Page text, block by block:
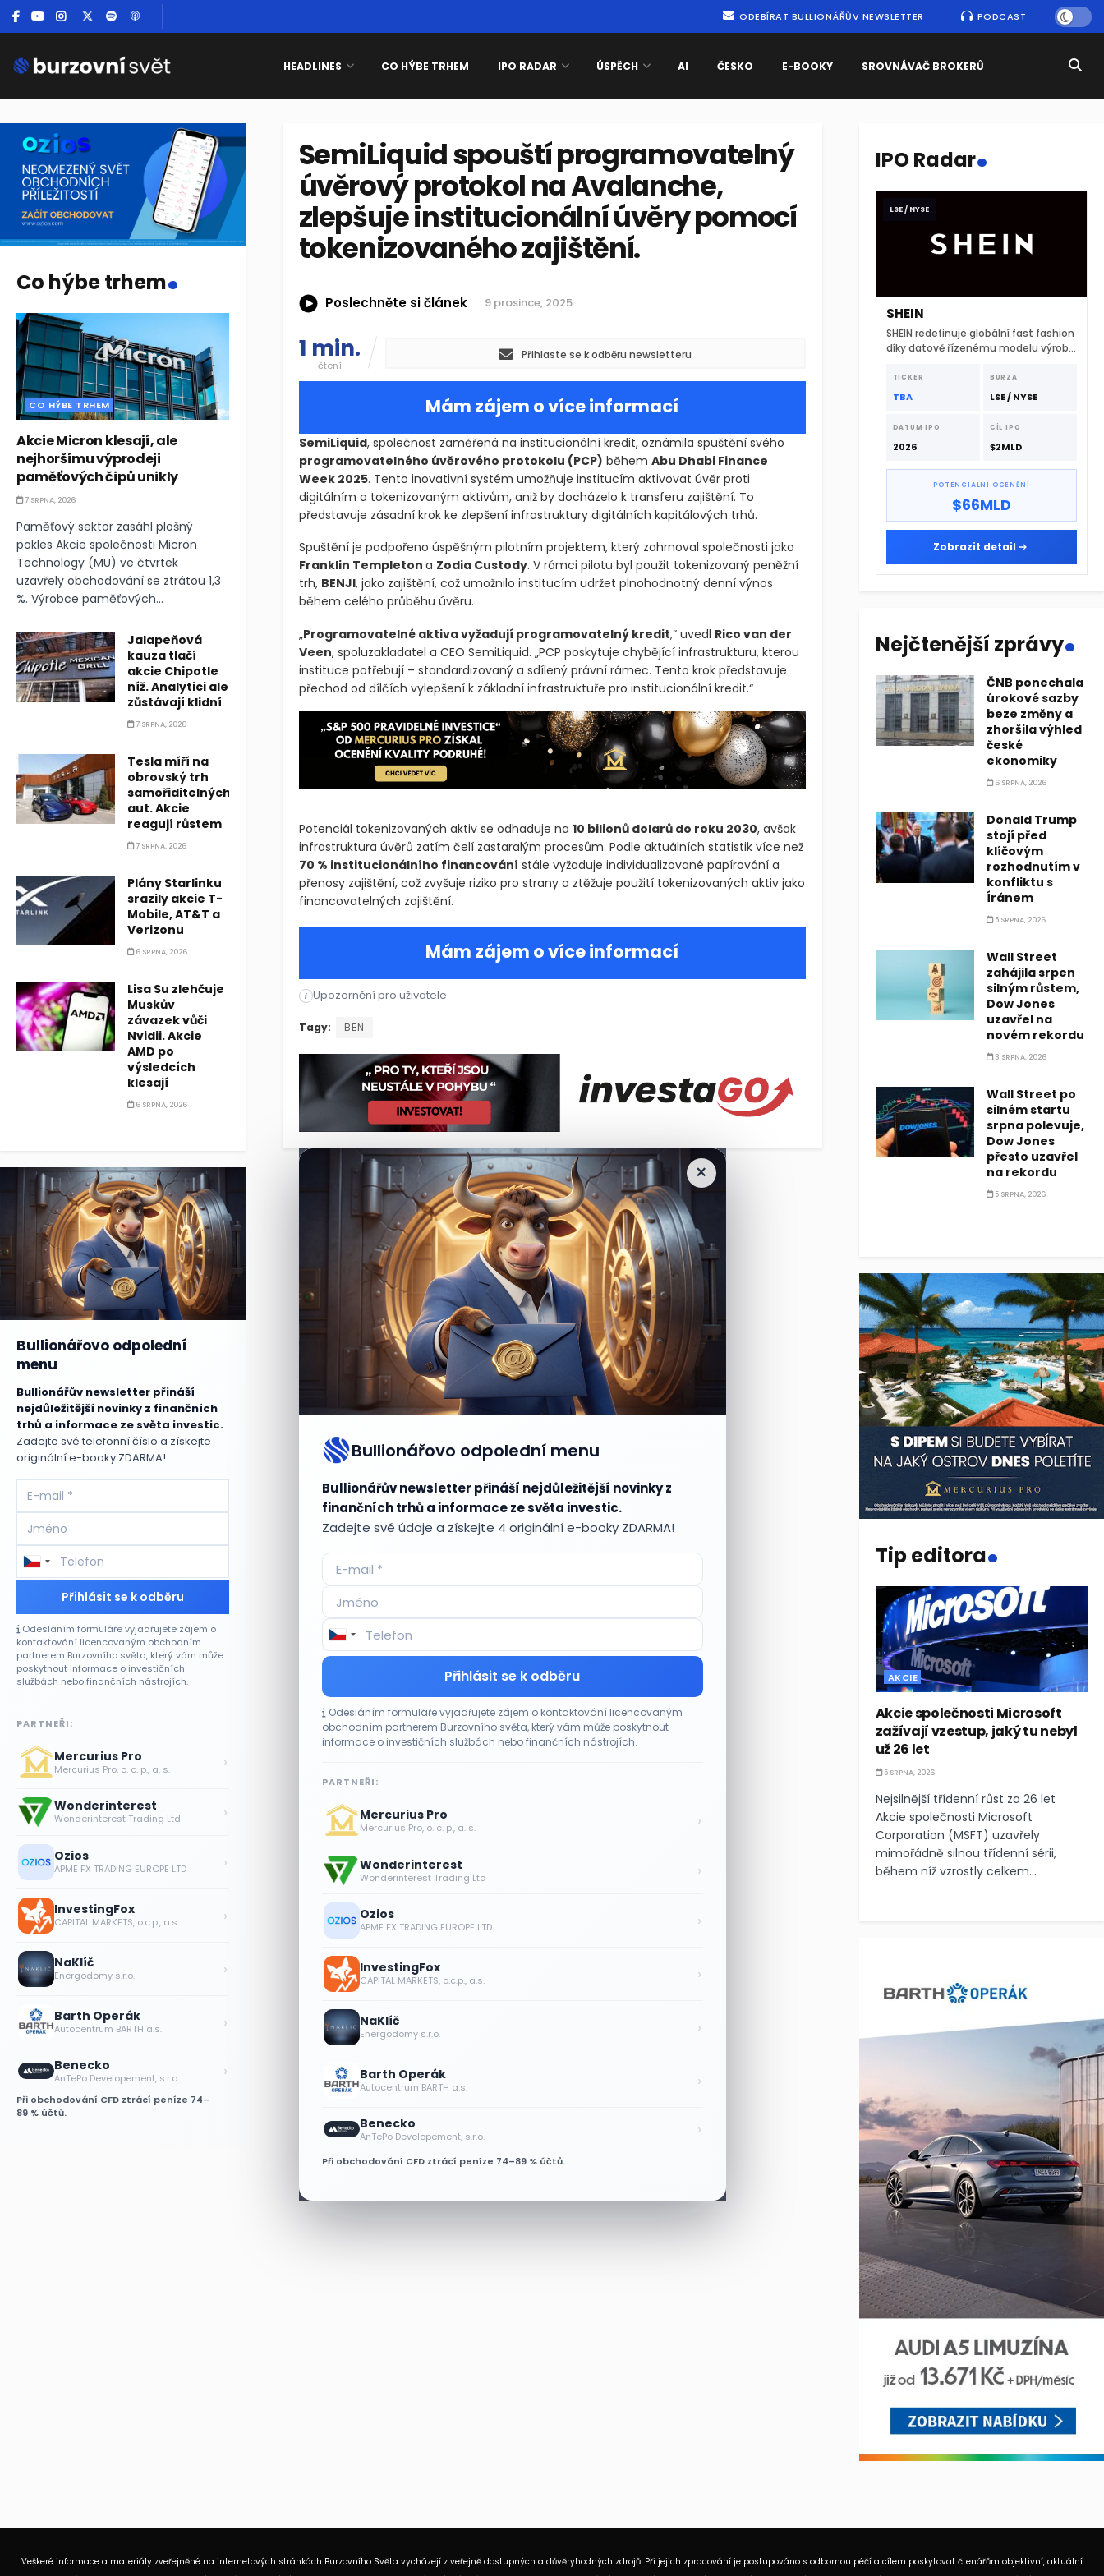
ODEBÍRAT BULLIONÁŘŮV NEWSLETTER PODCAST
HEADLINES CO HÝBE TRHEM IPO RADAR ÚSPĚCH AI ČESKO E-BOOKY SROVNÁVAČ BROKERŮ
SemiLiquid spouští programovatelný
úvěrový protokol na Avalanche,
zlepšuje institucionální úvěry pomocí
tokenizovaného zajištění.
Poslechněte si článek 9 prosince, 2025
1 min.
čtení
Přihlaste se k odběru newsletteru
Mám zájem o více informací
SemiLiquid, společnost zaměřená na institucionální kredit, oznámila spuštění svého
programovatelného úvěrového protokolu (PCP) během Abu Dhabi Finance
Week 2025. Tento inovativní systém umožňuje institucím aktivovat úvěr proti
digitálním a tokenizovaným aktivům, aniž by docházelo k transferu zajištění. To
představuje zásadní krok ke zlepšení infrastruktury digitálních kapitálových trhů.
Spuštění je podpořeno úspěšným pilotním projektem, který zahrnoval společnosti jako
Franklin Templeton
BEN 34,06+0,16 % a Zodia Custody. V rámci pilotu byl
použit tokenizovaný peněžní trh,
, jako zajištění, což umožnilo institucím udržet
plnohodnotný denní výnos během celého průběhu úvěru.
„Programovatelné aktiva vyžadují programovatelný kredit,“ uvedlRico van der
Veen , spoluzakladatel a CEO SemiLiquid. „PCP poskytuje chybějící infrastrukturu, kterou
instituce potřebují – standardizovaný a sdílený právní rámec. Tento krok představuje
přechod od dílčích vylepšení k základní infrastruktuře pro institucionální kredit.“
Potenciál tokenizovaných aktiv se odhaduje na10 bilionů dolarů do roku 2030, avšak
infrastruktura úvěrů zatím čelí zastaralým procesům. Podle aktuálních statistik více než
70 % institucionálního financovánístále vyžaduje individualizované papírování a
přenosy zajištění, což zvyšuje riziko pro strany a ztěžuje použití tokenizovaných aktiv jako
financovatelných zajištění.
Mám zájem o více informací
SemiLiquid, společnost zaměřená na institucionální kredit, oznámila spuštění svého programovatelného úvěrového protokolu během
SemiLiquid, společnost zaměřená na institucionální kredit, oznámila spuštění svého programovatelného úvěrového protokolu (PCP)
×
Bullionářovo odpolední menu
Bullionářův newsletter přináší nejdůležitější novinky z
finančních trhů a informace ze světa investic.
Zadejte své údaje a získejte 4 originální e-booky ZDARMA!
Odesláním formuláře vyjadřujete zájem o kontaktování licencovaným
obchodním partnerem Burzovního světa, který vám může poskytnout
Mercurius Pro
Wonderinterest
Ozios
InvestingFox
NaKlíč
Barth Operák
Benecko
Co hýbe trhem.
CO HÝBE TRHEM
Akcie Micron klesají, ale
nejhoršímu výprodeji
paměťových čipů unikly
7 SRPNA, 2026
Paměťový sektor zasáhl plošný
pokles Akcie společnosti Micron
Technology (MU) ve čtvrtek
uzavřely obchodování se ztrátou 1,3
%. Výrobce paměťových...
Jalapeňová
kauza tlačí
akcie Chipotle
níž. Analytici ale
zůstávají klidní
7 SRPNA, 2026
Tesla míří na
obrovský trh
samořiditelných
aut. Akcie
reagují růstem
7 SRPNA, 2026
Plány Starlinku
srazily akcie T-
Mobile, AT&T a
Verizonu
6 SRPNA, 2026
Lisa Su zlehčuje
Muskův
závazek vůči
Nvidii. Akcie
AMD po
výsledcích
klesají
6 SRPNA, 2026
Bullionářovo odpolední
menu
Bullionářův newsletter přináší
nejdůležitější novinky z finančních
trhů a informace ze světa investic.
Zadejte své telefonní číslo a získejte
originální e-booky ZDARMA!
Přihlásit se k odběru
Odesláním formuláře vyjadřujete zájem o
kontaktování licencovaným obchodním
partnerem Burzovního světa, který vám může
poskytnout informace o investičních
službách nebo finančních nástrojích.
PARTNEŘI:
Mercurius Pro
Mercurius Pro, o. c. p., a. s. ›
Wonderinterest
Wonderinterest Trading Ltd ›
Ozios
APME FX TRADING EUROPE LTD ›
InvestingFox
CAPITAL MARKETS, o.c.p., a.s. ›
NaKlíč
Energodomy s.r.o. ›
Barth Operák
Autocentrum BARTH a.s. ›
Benecko
AnTePo Developement, s.r.o. ›
Při obchodování CFD ztrácí peníze 74–
89 % účtů.
IPO Radar.
LSE / NYSE
SHEIN
SHEIN redefinuje globální fast fashion
díky datově řízenému modelu výroby
dodavatelskému řetězci.
TICKER
TBA
BURZA
LSE / NYSE
DATUM IPO
2026
CÍL IPO
$2MLD
POTENCIÁLNÍ OCENĚNÍ
$66MLD
Zobrazit detail
Nejčtenější zprávy.
ČNB ponechala
úrokové sazby
beze změny a
zhoršila výhled
české
ekonomiky
6 SRPNA, 2026
Donald Trump
stojí před
klíčovým
rozhodnutím v
konfliktu s
Íránem
5 SRPNA, 2026
Wall Street
zahájila srpen
silným růstem,
Dow Jones
uzavřel na
novém rekordu
3 SRPNA, 2026
Wall Street po
silném startu
srpna polevuje,
Dow Jones
přesto uzavřel
na rekordu
5 SRPNA, 2026
Tip editora.
AKCIE
Akcie společnosti Microsoft
zažívají vzestup, jaký tu nebyl
už 26 let
5 SRPNA, 2026
Nejsilnější třídenní růst za 26 let
Akcie společnosti Microsoft
Corporation (MSFT) uzavřely
mimořádně silnou třídenní sérii,
během níž vzrostly celkem...
Veškeré informace a materiály zveřejněné na internetových stránkách Burzovního Světa vycházejí z veřejně dostupných a důvěryhodných zdrojů. Při jejich zpracování je postupováno s odbornou péčí a cílem poskytovat čtenářům objektivní, aktuální